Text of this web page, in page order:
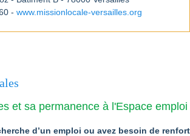
- www.missionlocale-versailles.org
et sa permanence à l'Espace emploi
d’un emploi ou avez besoin de renfort